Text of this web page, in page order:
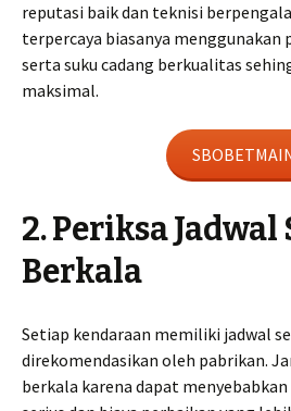
reputasi baik dan teknisi
terpercaya biasanya menggunakan
serta suku cadang berkualitas
maksimal.
2. Periksa Jadwal
Berkala
Setiap kendaraan memiliki jadwal
direkomendasikan oleh pabrikan.
berkala karena dapat